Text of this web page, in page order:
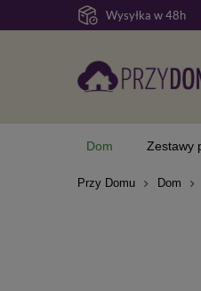
Wysyłka w 48h
Dom Zestawy
Przy Domu Dom
Opis produktu